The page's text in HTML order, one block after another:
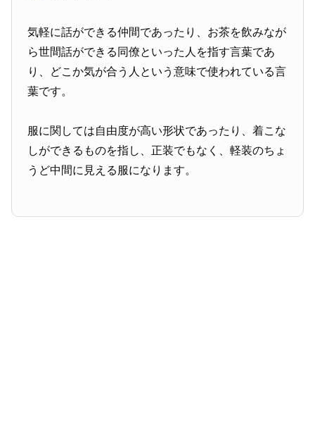
気軽に話ができる仲間であったり、お茶を飲みなが
ら世間話ができる同僚といった人を指す言葉であ
り、どこか気が合う人という意味で使われている言
葉です。
服に関しては自由度が高い形状であったり、着こな
しができるものを指し、正装でもなく、軽装のちょ
うど中間に見える服になります。